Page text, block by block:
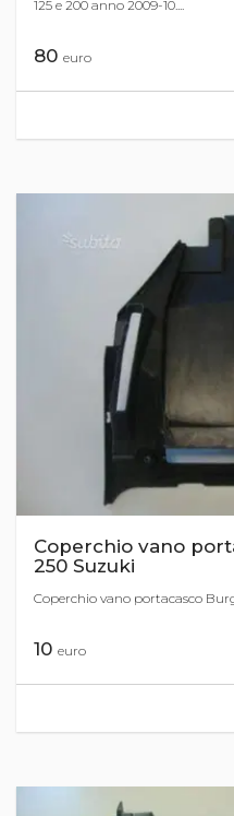
125 e 200 anno 2009-10....
80 euro
Coperchio vano
250 Suzuki
Coperchio vano portacasco
10 euro